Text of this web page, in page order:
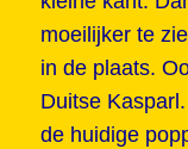
moeilijker te
in de plaats.
Duitse
de huidige